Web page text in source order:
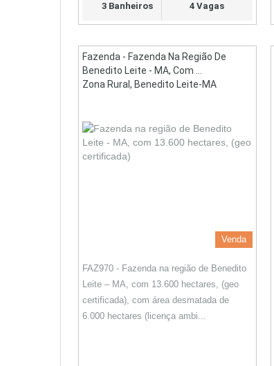
3 Banheiros 4 Vagas
Fazenda - Fazenda Na Região De
Benedito Leite - MA, Com ...
Zona Rural, Benedito Leite-MA
Venda
FAZ970 - Fazenda na região de Benedito
Leite – MA, com 13.600 hectares, (geo
certificada), com área desmatada de
6.000 hectares (licença ambi...